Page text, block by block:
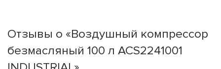
Отзывы о «Воздушный компрессор
безмасляный 100 л ACS2241001